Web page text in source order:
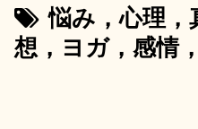
悩み，心理，
想，ヨガ，感情